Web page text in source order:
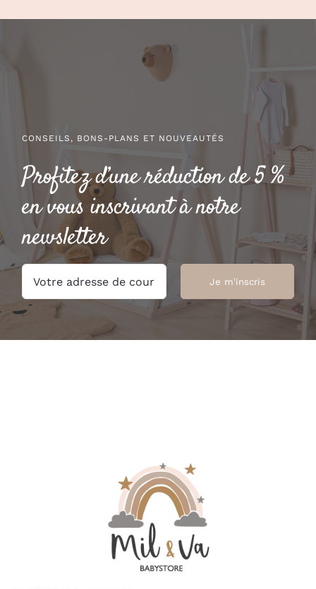
CONSEILS, BONS-PLANS ET NOUVEAUTÉS
Profitez d’une réduction de 5 %
en vous inscrivant à notre
newsletter